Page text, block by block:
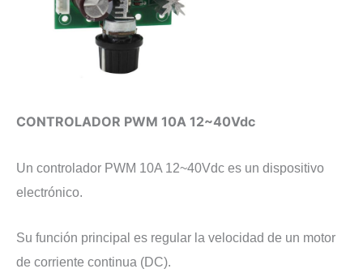
CONTROLADOR PWM 10A 12~40Vdc
Un controlador PWM 10A 12~40Vdc es un dispositivo
electrónico.
Su función principal es regular la velocidad de un motor
de corriente continua (DC).